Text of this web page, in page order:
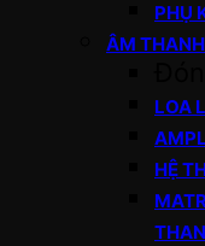
PHỤ
ÂM
LOA
HỆ